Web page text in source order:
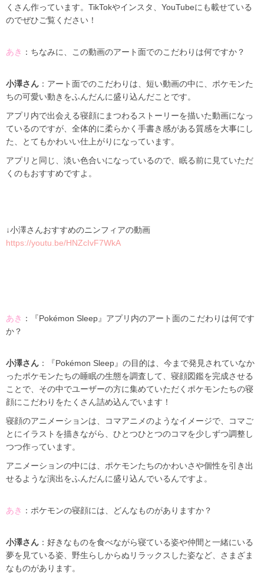
くさん作っています。TikTokやインスタ、YouTubeにも載せている
のでぜひご覧ください！
あき ：ちなみに、この動画のアート面でのこだわりは何ですか？
小澤さん ：アート面でのこだわりは、短い動画の中に、ポケモンた
ちの可愛い動きをふんだんに盛り込んだことです。
アプリ内で出会える寝顔にまつわるストーリーを描いた動画になっ
ているのですが、全体的に柔らかく手書き感がある質感を大事にし
た、とてもかわいい仕上がりになっています。
アプリと同じ、淡い色合いになっているので、眠る前に見ていただ
くのもおすすめですよ。
↓小澤さんおすすめのニンフィアの動画
https://youtu.be/HNZcIvF7WkA
あき ：『Pokémon Sleep』アプリ内のアート面のこだわりは何です
か？
小澤さん ：『Pokémon Sleep』の目的は、今まで発見されていなか
ったポケモンたちの睡眠の生態を調査して、寝顔図鑑を完成させる
ことで、その中でユーザーの方に集めていただくポケモンたちの寝
顔にこだわりをたくさん詰め込んでいます！
寝顔のアニメーションは、コマアニメのようなイメージで、コマご
とにイラストを描きながら、ひとつひとつのコマを少しずつ調整し
つつ作っています。
アニメーションの中には、ポケモンたちのかわいさや個性を引き出
せるような演出をふんだんに盛り込んでいるんですよ。
あき ：ポケモンの寝顔には、どんなものがありますか？
小澤さん ：好きなものを食べながら寝ている姿や仲間と一緒にいる
夢を見ている姿、野生らしからぬリラックスした姿など、さまざま
なものがあります。